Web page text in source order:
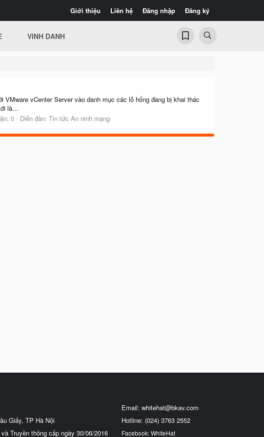
Giới thiệu Liên hệ Đăng nhập Đăng ký
VINH DANH
vCenter Server vào danh mục các lỗ hổng đang bị khai thác
là...
0 Diễn đàn: Tin tức An ninh mạng
Giấy, TP Hà Nội
Truyền thông cấp ngày 30/06/2016
Email: whitehat@bkav.com
Hotline: (024) 3763 2552
Facebook: WhiteHat